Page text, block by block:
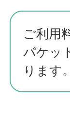
ご利用
パケッ
ります。